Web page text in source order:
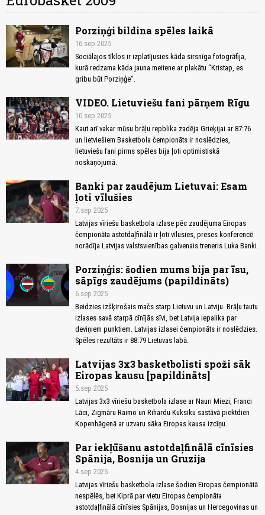
Porziņģi bildina spēles laikā
16.sep 2025
Sociālajos tīklos ir izplatījusies kāda sirsnīga fotogrāfija,
kurā redzama kāda jauna meitene ar plakātu “Kristap, es
gribu būt Porziņģe”.
VIDEO. Lietuviešu fani pārņem Rīgu
10.sep 2025
Kaut arī vakar mūsu brāļu repblika zadēja Grieķijai ar 87:76
un lietviešiem Basketbola čempionāts ir noslēdzies,
lietuviešu fani pirms spēles bija ļoti optimistiskā
noskaņojumā.
Banki par zaudējum Lietuvai: Esam
ļoti vīlušies
7.sep 2025
Latvijas vīriešu basketbola izlase pēc zaudējuma Eiropas
čempionāta astotdaļfinālā ir ļoti vīlusies, preses konferencē
norādīja Latvijas valstsvienības galvenais treneris Luka Banki.
Porziņģis: šodien mums bija par īsu,
sāpīgs zaudējums (papildināts)
6.sep 2025
Beidzies izšķirošais mačs starp Lietuvu un Latviju. Brāļu tautu
izlases savā starpā cīnījās sīvi, bet Latvija iepalika par
deviņiem punktiem. Latvijas izlasei čempionāts ir noslēdzies.
Spēles rezultāts ir 88:79 Lietuvas labā.
Latvijas 3x3 basketbolisti spoži sāk
Eiropas kausu [papildināts]
5.sep 2025
Latvijas 3x3 vīriešu basketbola izlase ar Nauri Miezi, Franci
Lāci, Zigmāru Raimo un Rihardu Kuksiku sastāvā piektdien
Kopenhāgenā ar uzvaru sāka Eiropas kausa izcīņu.
Par iekļūšanu astotdaļfinālā cīnīsies
Spānija, Bosnija un Gruzija
4.sep 2025
Latvijas vīriešu basketbola izlase šodien Eiropas čempionātā
nespēlēs, bet Kiprā par vietu Eiropas čempionāta
astotdaļfinālā cīnīsies Spānijas, Bosnijas un Hercegovinas un